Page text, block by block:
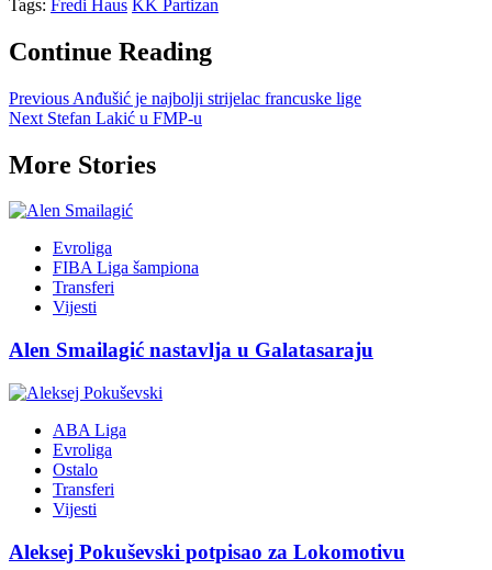
Tags: Fredi Haus KK Partizan
Continue Reading
Previous Anđušić je najbolji strijelac francuske lige
Next Stefan Lakić u FMP-u
More Stories
Evroliga
FIBA Liga šampiona
Transferi
Vijesti
Alen Smailagić nastavlja u Galatasaraju
ABA Liga
Evroliga
Ostalo
Transferi
Vijesti
Aleksej Pokuševski potpisao za Lokomotivu